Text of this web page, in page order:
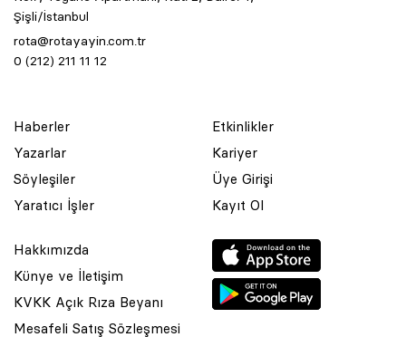
Şişli/İstanbul
rota@rotayayin.com.tr
0 (212) 211 11 12
Haberler
Yazarlar
Söyleşiler
Yaratıcı İşler
Etkinlikler
Kariyer
Üye Girişi
Kayıt Ol
Hakkımızda
Künye ve İletişim
KVKK Açık Rıza Beyanı
Mesafeli Satış Sözleşmesi